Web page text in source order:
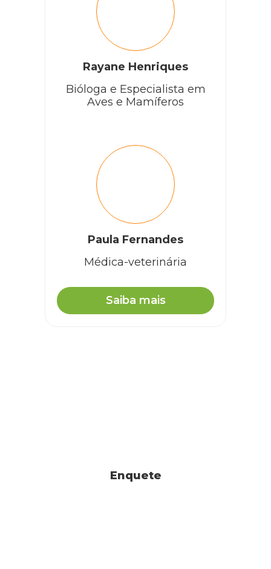
Rayane Henriques
Bióloga e Especialista em
Aves e Mamíferos
Paula Fernandes
Médica-veterinária
Saiba mais
Enquete